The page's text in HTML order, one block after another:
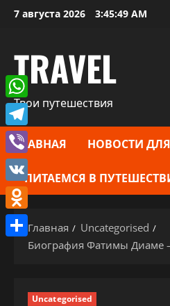
Перейти
7 августа 2026 3:45:50 AM
TRAVEL
Твои путешествия
ГЛАВНАЯ НОВОСТИ
ПИТАЕМСЯ В
Главная
Uncategorised
Биография Фатимы Диаме
Uncategorised
WhatsApp
Telegram
Viber
VK
Odnoklassniki
Отправить